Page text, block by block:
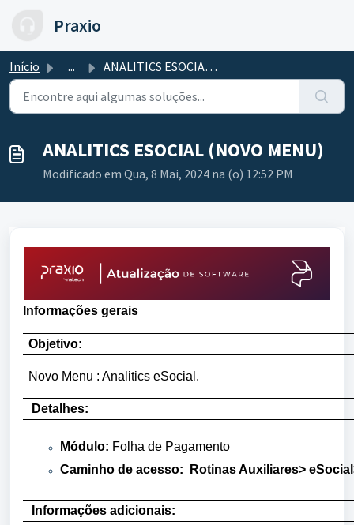
Praxio
Início ... ANALITICS ESOCIAL (NOVO MENU)
ANALITICS ESOCIAL (NOVO MENU)
Modificado em Qua, 8 Mai, 2024 na (o) 12:52 PM
Informações gerais
Objetivo:
Novo Menu : Analitics eSocial.
Detalhes:
Módulo: Folha de Pagamento
Caminho de acesso: Rotinas Auxiliares>
Informações adicionais: